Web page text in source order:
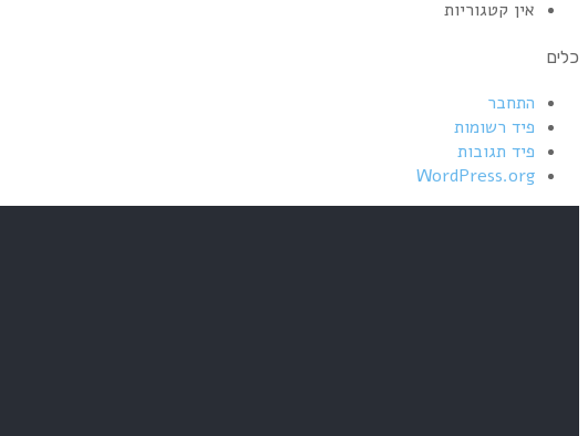
אין קטגוריות
כלים
התחבר
פיד רשומות
פיד תגובות
WordPress.org